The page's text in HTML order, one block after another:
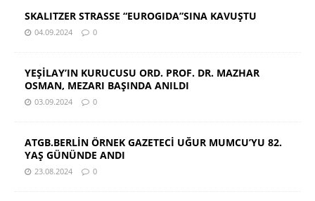
SKALITZER STRASSE “EUROGIDA”SINA KAVUŞTU
04.09.2024 0
YEŞİLAY’IN KURUCUSU ORD. PROF. DR. MAZHAR
OSMAN, MEZARI BAŞINDA ANILDI
03.09.2024 0
ATGB.BERLİN ÖRNEK GAZETECİ UĞUR MUMCU’YU 82.
YAŞ GÜNÜNDE ANDI
23.08.2024 0